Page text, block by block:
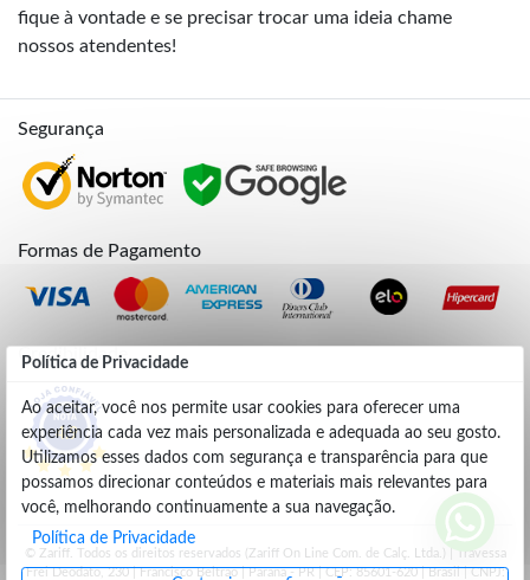
Política de Privacidade
Ao aceitar, você nos permite usar cookies para oferecer uma
experiência cada vez mais personalizada e adequada ao seu gosto.
Utilizamos esses dados com segurança e transparência para que
possamos direcionar conteúdos e materiais mais relevantes para
você, melhorando continuamente a sua navegação.
Política de Privacidade
fique à vontade e se precisar trocar uma ideia chame
nossos atendentes!
Segurança
Formas de Pagamento
Credibilidade
4.9
© Zariff. Todos os direitos reservados (Zariff On Line Com. de Calç. Ltda.) | Travessa
Frei Deodato, 230 | Francisco Beltrão | Parana - PR | CEP: 85601-620 | Brasil | CNPJ: